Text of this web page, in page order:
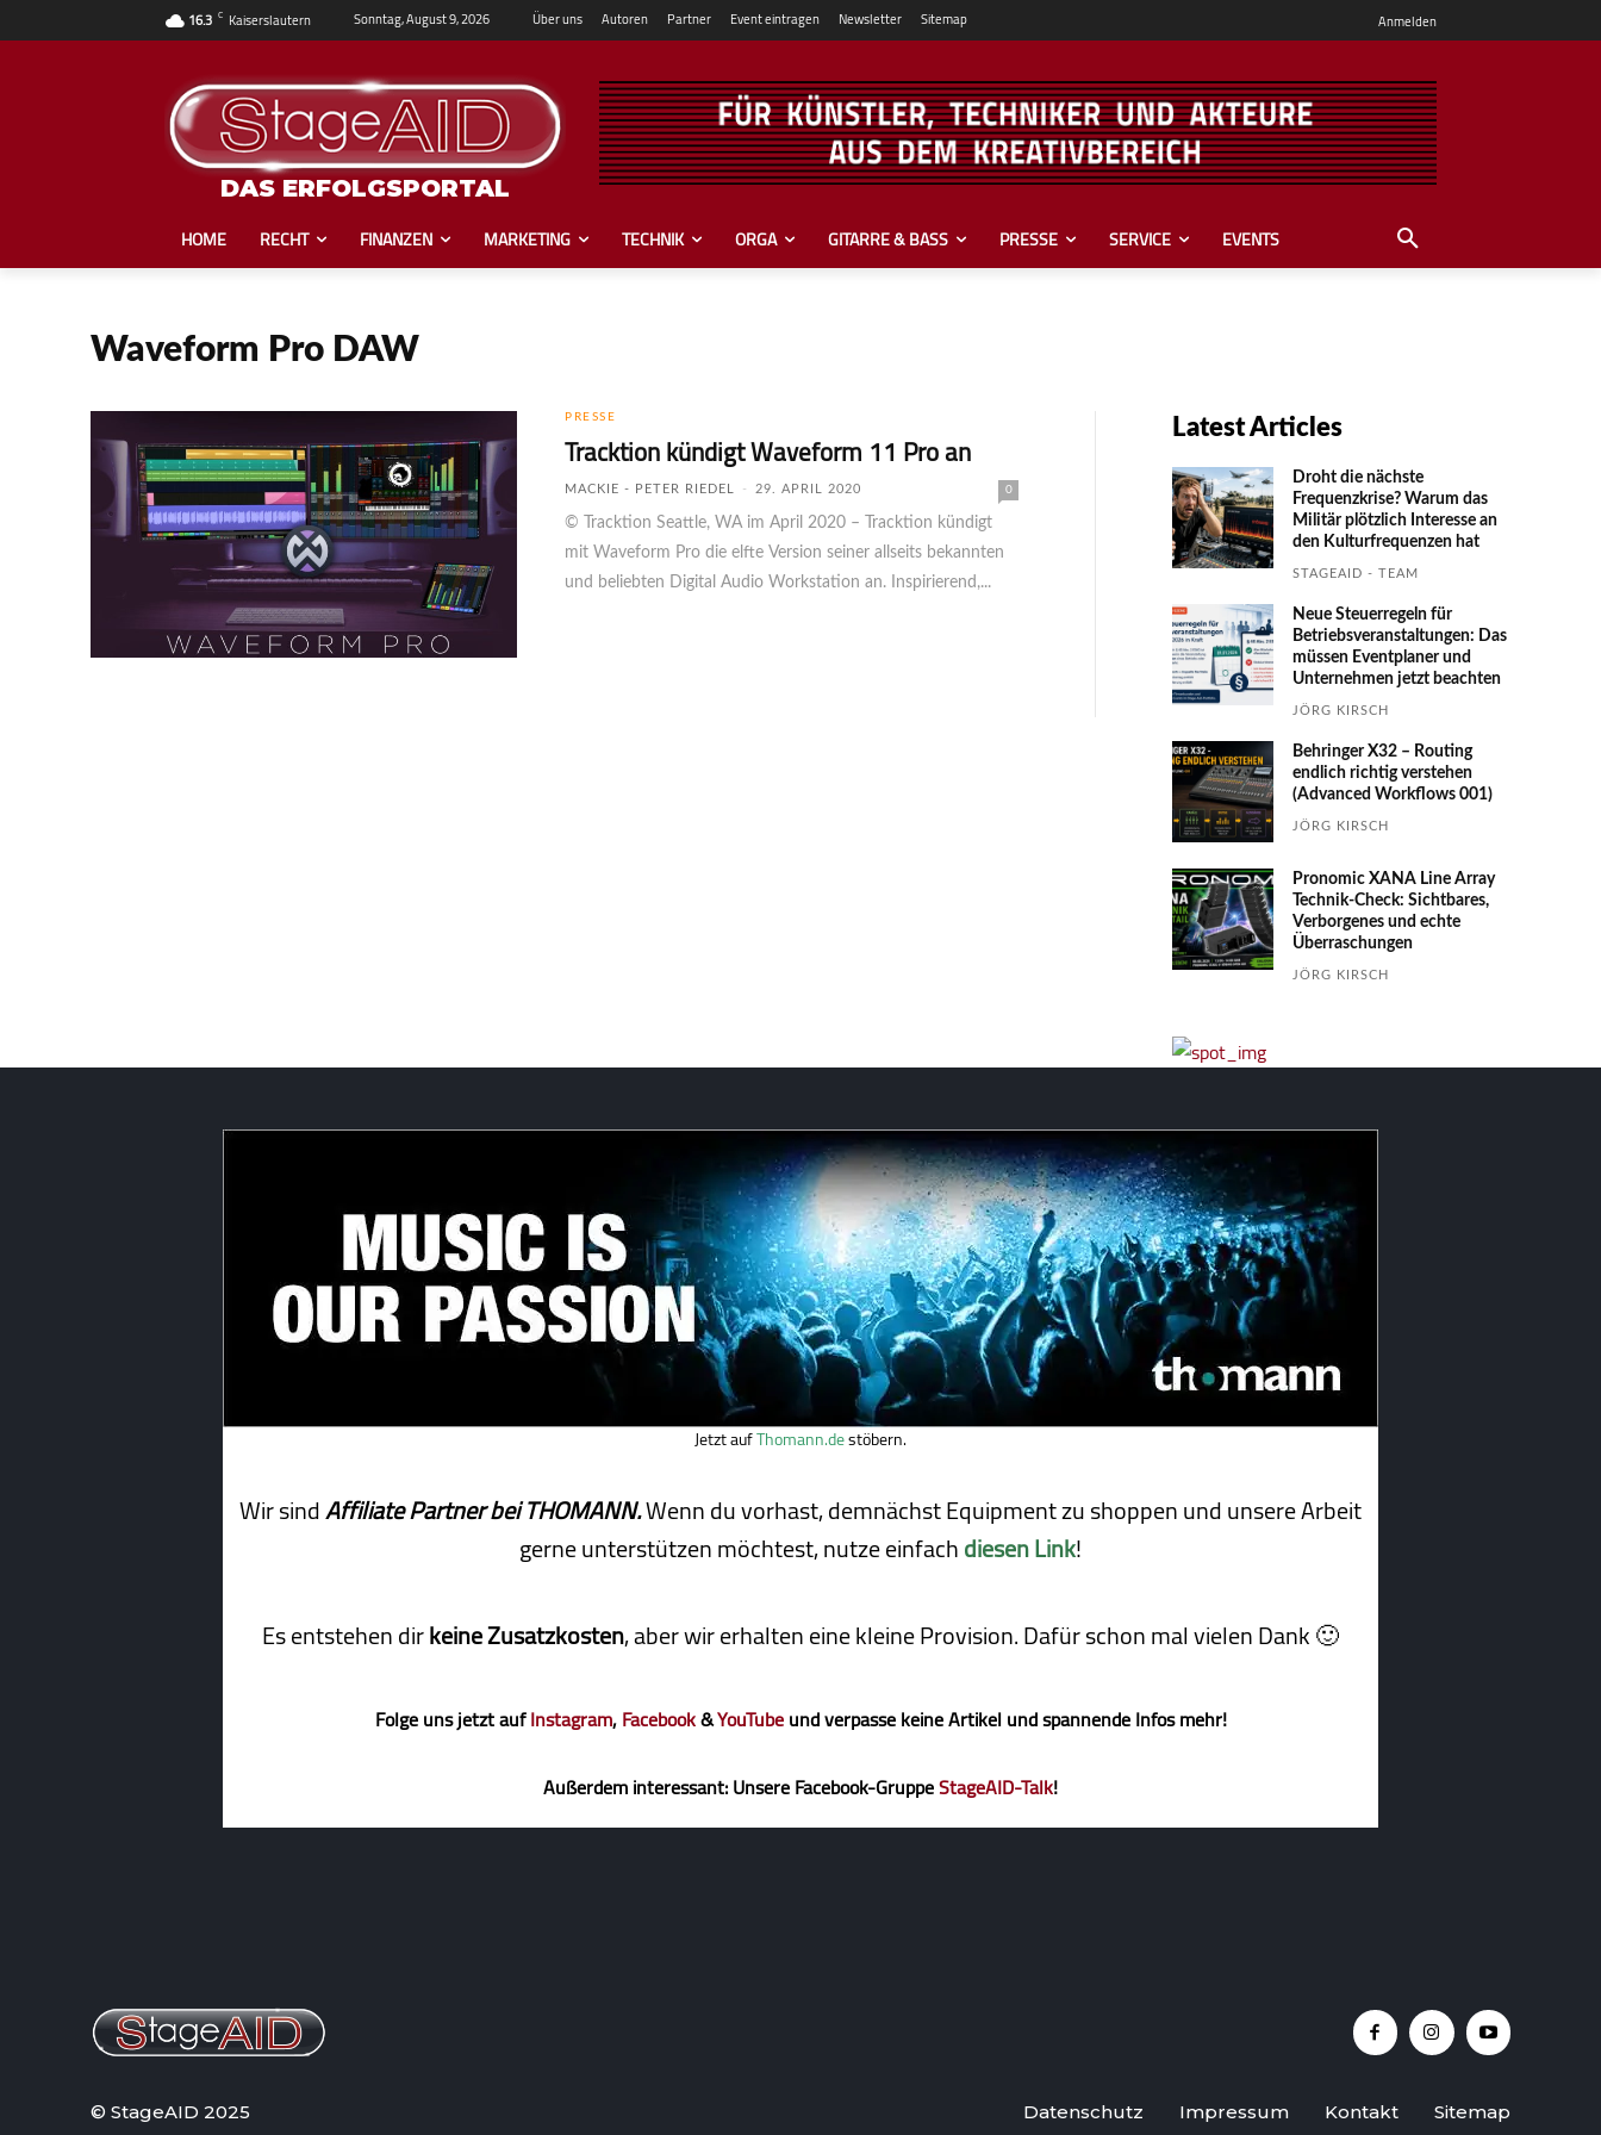
16.3 C Kaiserslautern Sonntag, August 9, 2026 Über uns Autoren Partner Event eintragen Newsletter Sitemap Anmelden
DAS ERFOLGSPORTAL
HOME RECHT FINANZEN MARKETING TECHNIK ORGA GITARRE & BASS PRESSE SERVICE EVENTS
Waveform Pro DAW
PRESSE
Tracktion kündigt Waveform 11 Pro an
MACKIE - PETER RIEDEL - 29. APRIL 2020 0
© Tracktion Seattle, WA im April 2020 – Tracktion kündigt
mit Waveform Pro die elfte Version seiner allseits bekannten
und beliebten Digital Audio Workstation an. Inspirierend,...
Latest Articles
Droht die nächste
Frequenzkrise? Warum das
Mili­tär plötzlich Inte­resse an
den Kultur­fre­quen­zen hat
STAGEAID - TEAM
Neue Steuerregeln für
Betriebs­ver­an­stal­tungen: Das
müssen Event­planer und
Unter­nehmen jetzt beachten
JÖRG KIRSCH
Behringer X32 – Routing
endlich richtig verstehen
(Advanced Workflows 001)
JÖRG KIRSCH
Pronomic XANA Line Array
Technik-Check: Sichtbares,
Verborgenes und echte
Überraschungen
JÖRG KIRSCH
Jetzt aufThomann.destöbern.
Wir sindAffiliate Partner bei THOMANN.Wenn du vorhast, demnächst Equipment zu shoppen und unsere Arbeit
gerne unterstützen möchtest, nutze einfachdiesen Link!
Es entstehen dirkeine Zusatzkosten, aber wir erhalten eine kleine Pro­vi­sion. Dafür schon mal vielen Dank 🙂
Folge uns jetzt aufInstagram,Facebook&YouTubeund verpasse keine Artikel und spannende Infos mehr!
Außerdem interessant: Unsere Facebook-GruppeStageAID-Talk!
© StageAID 2025 Datenschutz Impressum Kontakt Sitemap